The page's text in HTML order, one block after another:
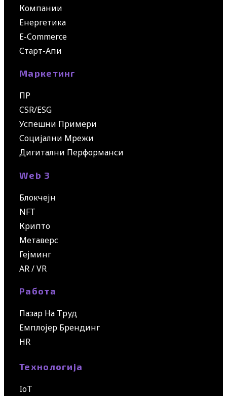
Компании
Енергетика
E-Commerce
Старт-Апи
Маркетинг
ПР
CSR/ESG
Успешни Примери
Социјални Мрежи
Дигитални Перформанси
Web 3
Блокчејн
NFT
Крипто
Метаверс
Гејминг
AR / VR
Работа
Пазар На Труд
Емплојер Брендинг
HR
Технологија
IoT